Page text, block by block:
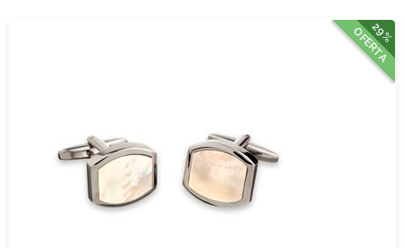
29%
OFERTA